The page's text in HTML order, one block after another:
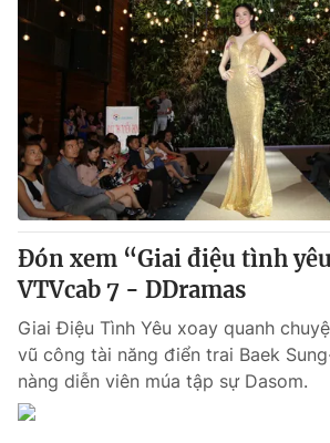
Đón xem “Giai điệu tình
VTVcab 7 - DDramas
Giai Điệu Tình Yêu xoay quanh
vũ công tài năng điển trai Baek
nàng diễn viên múa tập sự Dasom.